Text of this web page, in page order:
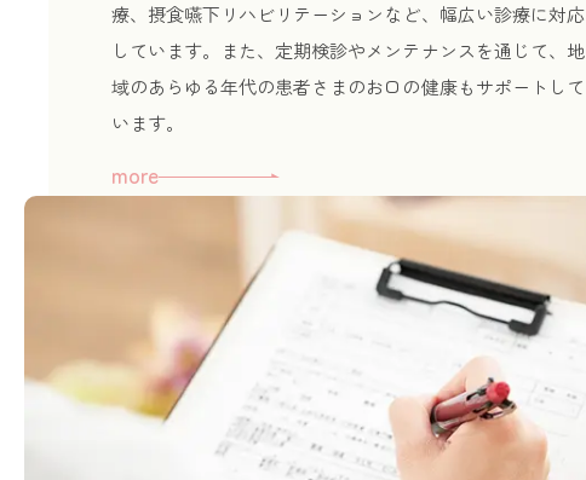
療、摂食嚥下リハビリテーションなど、幅広い診療に対応
しています。また、定期検診やメンテナンスを通じて、地
域のあらゆる年代の患者さまのお口の健康もサポートして
います。
more